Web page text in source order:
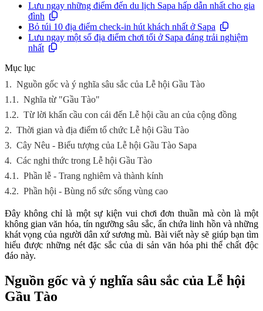
Lưu ngay những điểm đến du lịch Sapa hấp dẫn nhất cho gia
đình
Bỏ túi 10 địa điểm check-in hút khách nhất ở Sapa
Lưu ngay một số địa điểm chơi tối ở Sapa đáng trải nghiệm
nhất
Mục lục
1. Nguồn gốc và ý nghĩa sâu sắc của Lễ hội Gầu Tào
1.1. Nghĩa từ "Gầu Tào"
1.2. Từ lời khấn cầu con cái đến Lễ hội cầu an của cộng đồng
2. Thời gian và địa điểm tổ chức Lễ hội Gầu Tào
3. Cây Nêu - Biểu tượng của Lễ hội Gầu Tào Sapa
4. Các nghi thức trong Lễ hội Gầu Tào
4.1. Phần lễ - Trang nghiêm và thành kính
4.2. Phần hội - Bùng nổ sức sống vùng cao
Đây không chỉ là một sự kiện vui chơi đơn thuần mà còn là một
không gian văn hóa, tín ngưỡng sâu sắc, ẩn chứa linh hồn và những
khát vọng của người dân xứ sương mù. Bài viết này sẽ giúp bạn tìm
hiểu được những nét đặc sắc của di sản văn hóa phi thể chất độc
đáo này.
Nguồn gốc và ý nghĩa sâu sắc của Lễ hội
Gầu Tào